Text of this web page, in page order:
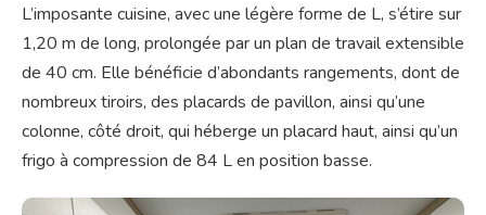
L’imposante cuisine, avec une légère forme de L, s’étire sur
1,20 m de long, prolongée par un plan de travail extensible
de 40 cm. Elle bénéficie d’abondants rangements, dont de
nombreux tiroirs, des placards de pavillon, ainsi qu’une
colonne, côté droit, qui héberge un placard haut, ainsi qu’un
frigo à compression de 84 L en position basse.